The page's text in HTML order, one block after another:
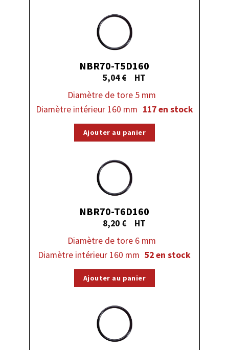
NBR70-T5D160
5,04€
Diamètre de tore 5 mm
Diamètre intérieur 160 mm 117 en stock
Ajouter au panier
NBR70-T6D160
8,20 €
Diamètre de tore 6 mm
Diamètre intérieur 160 mm 52 en stock
Ajouter au panier